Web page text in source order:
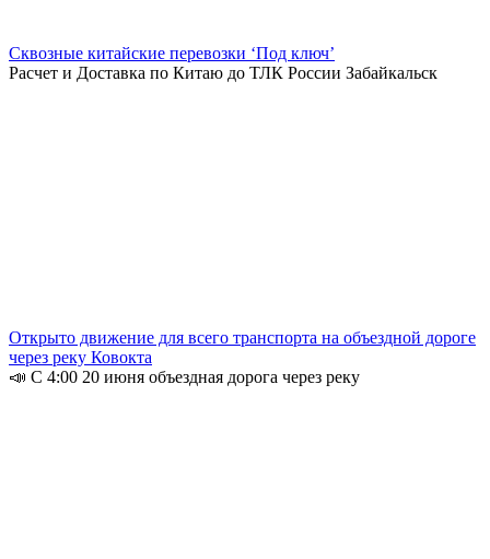
Сквозные китайские перевозки ‘Под ключ’
Расчет и Доставка по Китаю до ТЛК России Забайкальск
Открыто движение для всего транспорта на объездной дороге
через реку Ковокта
📣 С 4:00 20 июня объездная дорога через реку